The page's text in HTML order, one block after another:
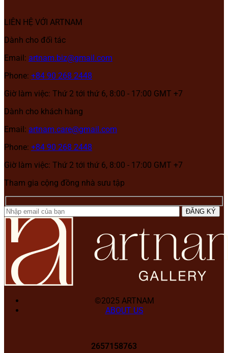
LIÊN HỆ VỚI ARTNAM
Dành cho đối tác
Email: artnam.biz@gmail.com
Phone: +84 90 268 2448
Giờ làm việc: Thứ 2 tới thứ 6, 8:00 - 17:00 GMT +7
Dành cho khách hàng
Email: artnam.care@gmail.com
Phone: +84 90 268 2448
Giờ làm việc: Thứ 2 tới thứ 6, 8:00 - 17:00 GMT +7
Tham gia cộng đồng nhà sưu tập
©2025 ARTNAM
ABOUT US
2657158763